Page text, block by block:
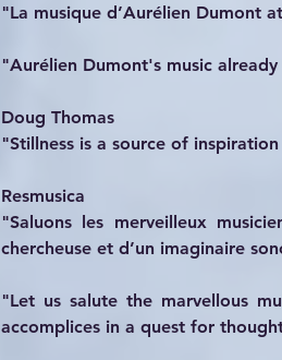
"La musique d’Aurélien Dumont
"Aurélien Dumont's music
Doug Thomas
"Stillness is a source of
Resmusica
"Saluons les merveilleux
chercheuse et d’un imaginaire
"Let us salute the marvellous
accomplices in a quest for